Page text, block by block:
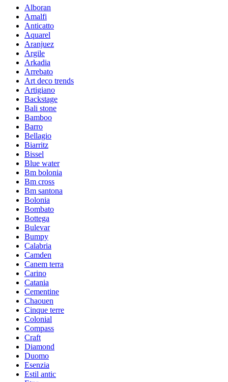
Alboran
Amalfi
Anticatto
Aquarel
Aranjuez
Argile
Arkadia
Arrebato
Art deco trends
Artigiano
Backstage
Bali stone
Bamboo
Barro
Bellagio
Biarritz
Bissel
Blue water
Bm bolonia
Bm cross
Bm santona
Bolonia
Bombato
Bottega
Bulevar
Bumpy
Calabria
Camden
Canem terra
Carino
Catania
Cementine
Chaouen
Cinque terre
Colonial
Compass
Craft
Diamond
Duomo
Esenzia
Estil antic